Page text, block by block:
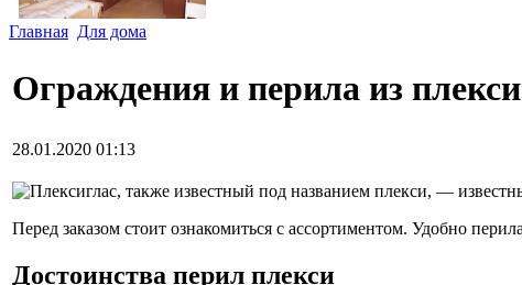
Главная Для дома
Ограждения и перила из
28.01.2020 01:13
Плексиглас, также известный под названием плекси, —
Перед заказом стоит ознакомиться с ассортиментом. Удобно
Достоинства перил плекси